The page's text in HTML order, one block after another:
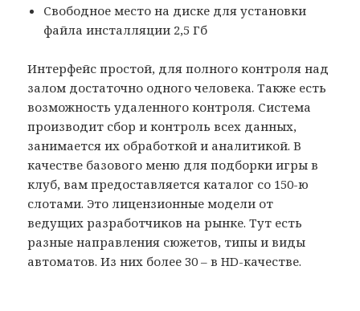
Свободное место на диске для установки
файла инсталляции 2,5 Гб
Интерфейс простой, для полного контроля над
залом достаточно одного человека. Также есть
возможность удаленного контроля. Система
производит сбор и контроль всех данных,
занимается их обработкой и аналитикой. В
качестве базового меню для подборки игры в
клуб, вам предоставляется каталог со 150-ю
слотами. Это лицензионные модели от
ведущих разработчиков на рынке. Тут есть
разные направления сюжетов, типы и виды
автоматов. Из них более 30 – в HD-качестве.